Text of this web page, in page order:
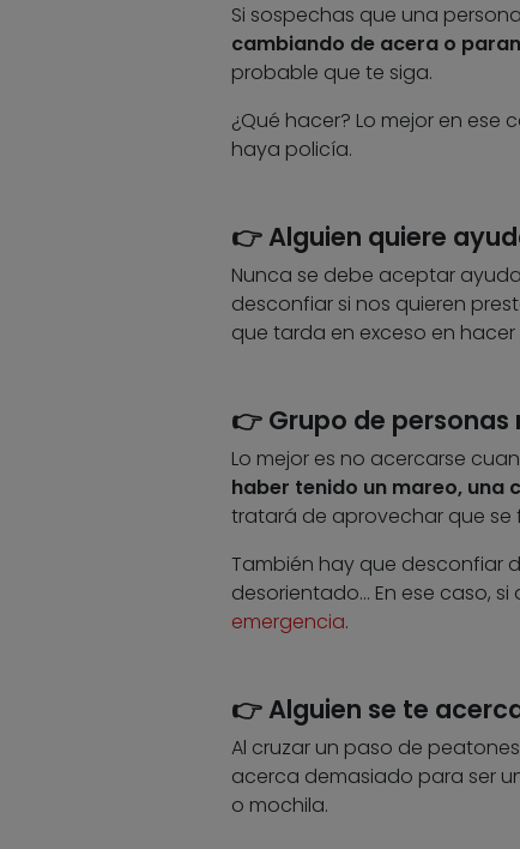
Si sospechas que una
cambiando de acera o
probable que te siga.
¿Qué hacer? Lo mejor en
haya policía.
👉 Alguien quiere
Nunca se debe aceptar
desconfiar si nos quieren
que tarda en exceso en
👉 Grupo de
Lo mejor es no acercarse
haber tenido un mareo, una
tratará de aprovechar que
También hay que desconfiar
desorientado… En ese caso,
emergencia.
👉 Alguien se te
Al cruzar un paso de
acerca demasiado para ser
o mochila.